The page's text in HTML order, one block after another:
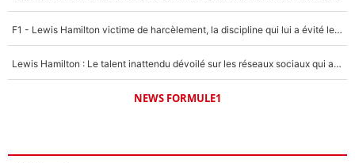
F1 - Lewis Hamilton victime de harcèlement, la discipline qui lui a évité le pire : «J'aurais probablement mal tourné»
Lewis Hamilton : Le talent inattendu dévoilé sur les réseaux sociaux qui a impressionné Kim Kardashian pendant leurs vacances en amoureux !
NEWS FORMULE1